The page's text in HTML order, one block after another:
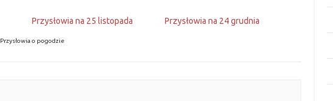
Przysłowia na 25 listopada Przysłowia na 24 grudnia
Przysłowia o pogodzie